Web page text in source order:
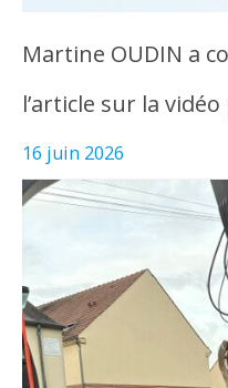
Martine OUDIN a
l’article sur la
16 juin 2026